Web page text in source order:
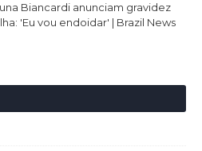
Biancardi anunciam gravidez
'Eu vou endoidar' | Brazil News